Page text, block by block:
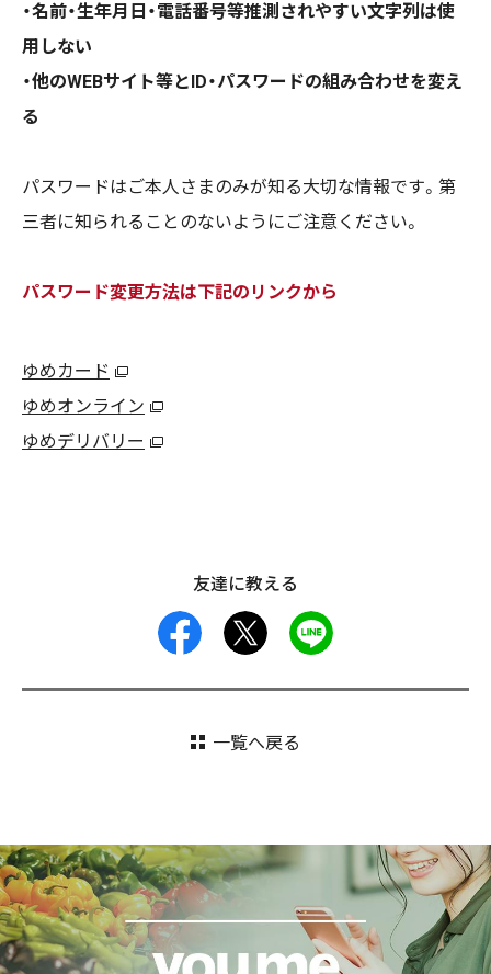
・名前・生年月日・電話番号等推測されやすい文字列は使
用しない
・他のWEBサイト等とID・パスワードの組み合わせを変え
る
パスワードはご本人さまのみが知る大切な情報です。第
三者に知られることのないようにご注意ください。
パスワード変更方法は下記のリンクから
ゆめカード
ゆめオンライン
ゆめデリバリー
友達に教える
facebook
一覧へ戻る